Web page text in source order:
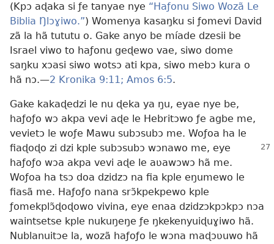
(Kpɔ aɖaka si ƒe tanyae nye “Haƒonu Siwo Wozã Le
Biblia Ŋlɔɣiwo.”) Womenya kasaŋku si ƒomevi David
zã la hã tututu o. Gake anyo be míade dzesii be
Israel viwo to haƒonu geɖewo vae, siwo dome
saŋku xɔasi siwo wotsɔ ati kpa, siwo mebɔ kura o
hã nɔ.—2 Kronika 9:11; Amos 6:5.
Gake kakaɖedzi le nu ɖeka ya ŋu, eyae nye be,
haƒoƒo wɔ akpa vevi aɖe le Hebritɔwo ƒe agbe me,
vevietɔ le woƒe Mawu subɔsubɔ me. Woƒoa ha le
fiaɖoɖo zi dzi kple subɔsubɔ wɔnawo me, eye
haƒoƒo wɔa akpa vevi aɖe le aʋawɔwɔ hã me.
Woƒoa ha tsɔ doa dzidzɔ na fia kple eŋumewo le
fiasã me. Haƒoƒo nana srɔ̃kpekpewo kple
ƒomekplɔ̃ɖoɖowo vivina, eye enaa dzidzɔkpɔkpɔ nɔa
waintsetse kple nukuŋeŋe ƒe ŋkekenyuiɖuɣiwo hã.
Nublanuitɔe la, wozã haƒoƒo le wɔna maɖɔʋuwo hã